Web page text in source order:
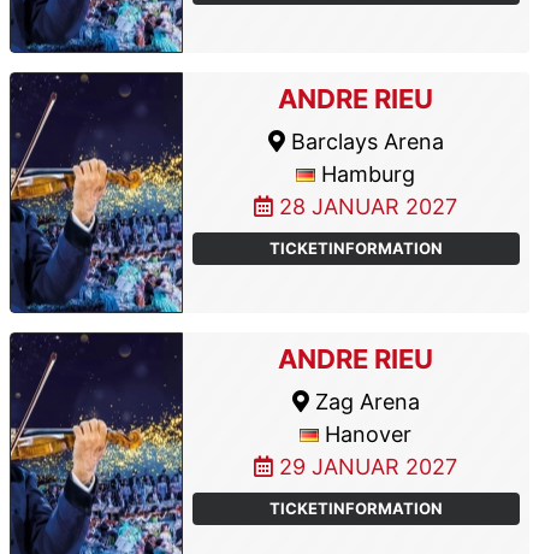
ANDRE RIEU
Barclays Arena
Hamburg
28 JANUAR 2027
TICKETINFORMATION
ANDRE RIEU
Zag Arena
Hanover
29 JANUAR 2027
TICKETINFORMATION